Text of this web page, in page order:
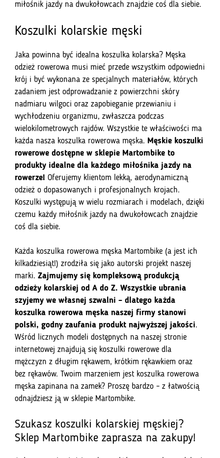
miłośnik jazdy na dwukołowcach znajdzie coś dla siebie.
Koszulki kolarskie męski
Jaka powinna być idealna koszulka kolarska? Męska
odzież rowerowa musi mieć przede wszystkim odpowiedni
krój i być wykonana ze specjalnych materiałów, których
zadaniem jest odprowadzanie z powierzchni skóry
nadmiaru wilgoci oraz zapobieganie przewianiu i
wychłodzeniu organizmu, zwłaszcza podczas
wielokilometrowych rajdów. Wszystkie te właściwości ma
każda nasza koszulka rowerowa męska. Męskie koszulki
rowerowe dostępne w sklepie Martombike to
produkty idealne dla każdego miłośnika jazdy na
rowerze! Oferujemy klientom lekką, aerodynamiczną
odzież o dopasowanych i profesjonalnych krojach.
Koszulki występują w wielu rozmiarach i modelach, dzięki
czemu każdy miłośnik jazdy na dwukołowcach znajdzie
coś dla siebie.
Każda koszulka rowerowa męska Martombike (a jest ich
kilkadziesiąt!) zrodziła się jako autorski projekt naszej
marki. Zajmujemy się kompleksową produkcją
odzieży kolarskiej od A do Z. Wszystkie ubrania
szyjemy we własnej szwalni – dlatego każda
koszulka rowerowa męska naszej firmy stanowi
polski, godny zaufania produkt najwyższej jakości.
Wśród licznych modeli dostępnych na naszej stronie
internetowej znajdują się koszulki rowerowe dla
mężczyzn z długim rękawem, krótkim rękawkiem oraz
bez rękawów. Twoim marzeniem jest koszulka rowerowa
męska zapinana na zamek? Proszę bardzo – z łatwością
odnajdziesz ją w sklepie Martombike.
Szukasz koszulki kolarskiej męskiej?
Sklep Martombike zaprasza na zakupy!